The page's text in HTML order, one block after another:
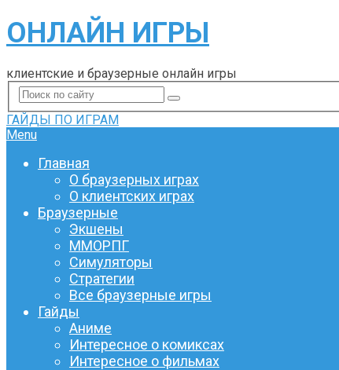
ОНЛАЙН ИГРЫ
клиентские и браузерные онлайн игры
ГАЙДЫ ПО ИГРАМ
Menu
Главная
О браузерных играх
О клиентских играх
Браузерные
Экшены
ММОРПГ
Симуляторы
Стратегии
Все браузерные игры
Гайды
Аниме
Интересное о комиксах
Интересное о фильмах